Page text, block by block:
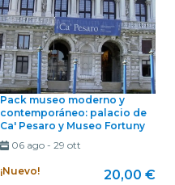
Pack museo moderno y
contemporáneo: palacio de
Ca' Pesaro y Museo Fortuny
06 ago- 29 ott
¡Nuevo! 20,00 €